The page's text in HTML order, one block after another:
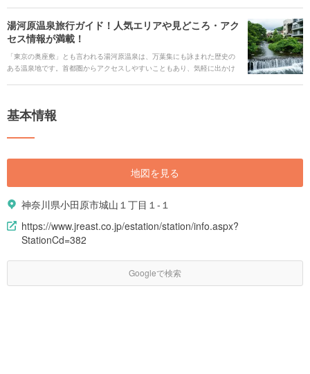
まり知られていない魅力的なエリアもたくさんあります。また、自然豊か
な環境から生まれる「新鮮な魚と野菜」によるご当地グルメも盛りだくさ
川県の旅行情報をご紹介します。
湯河原温泉旅行ガイド！人気エリアや見どころ・アク
セス情報が満載！
「東京の奥座敷」とも言われる湯河原温泉は、万葉集にも詠まれた歴史の
ある温泉地です。首都圏からアクセスしやすいこともあり、気軽に出かけ
基本情報
地図を見る
神奈川県小田原市城山１丁目１-１
https://www.jreast.co.jp/estation/station/info.aspx?
StationCd=382
Googleで検索